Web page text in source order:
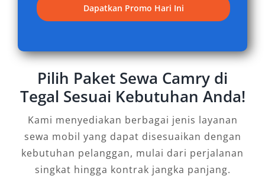
ke lokasi seperti Stasiun Tegal dan Bandara
Jenderal Ahmad Yani Semarang, pengguna
efisien. Selain itu, kemudahan navigasi dan
dukungan sopir berpengalaman (jika memilih
opsi dengan sopir) juga memastikan
perjalanan Anda bebas hambatan.
Pilihan Ideal untuk Mobilitas
Premium di Tegal
Dapatkan Promo Hari Ini
Pilih Paket Sewa Camry di
Tegal Sesuai Kebutuhan Anda!
Kami menyediakan berbagai jenis layanan
sewa mobil yang dapat disesuaikan dengan
kebutuhan pelanggan, mulai dari perjalanan
singkat hingga kontrak jangka panjang.